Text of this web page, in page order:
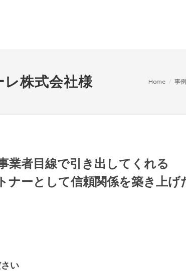
株式会社様 Home 事
業者目線で引き出してくれる
ナーとして信頼関係を築き上げ
い